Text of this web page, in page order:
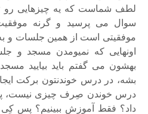
لطف شماست که یه چیزهایی رو
سوال می پرسید و گرنه موفقیت
موفقیتی است از همین جلسات و
اونهایی که نمیومدن مسجد و
بهشون می گفتم باید بیایید
بشه، در درس خوندنتون برکت
درس خوندن صِرف چیزی نیست،
داد؟ فقط آموزش ببینیم؟ پس کِی